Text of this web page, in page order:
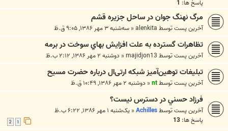
پاسخ ها: 1
مرگ نهنگ جوان در ساحل جزيره قشم
آخرین پست توسطalenkita
« سه‌شنبه ۳ مهر ۱۳۸۶, ۹:۰۵ ق.ظ
تظاهرات گسترده به علت افزايش بهاي سوخت در برمه
آخرین پست توسطmajidjon13
« دوشنبه ۲ مهر ۱۳۸۶, ۲:۱۲ ب.ظ
تبلیغات توهین‌آمیز شبکه ارتی‌ال درباره حضرت مسیح
آخرین پست توسطnt
« دوشنبه ۲ مهر ۱۳۸۶, ۱۰:۴۹ ق.ظ
فرزاد حسني در دسترس نيست؟
آخرین پست توسطAchilles
« یک‌شنبه ۱ مهر ۱۳۸۶, ۶:۲۲ ب.ظ
پاسخ ها: 13